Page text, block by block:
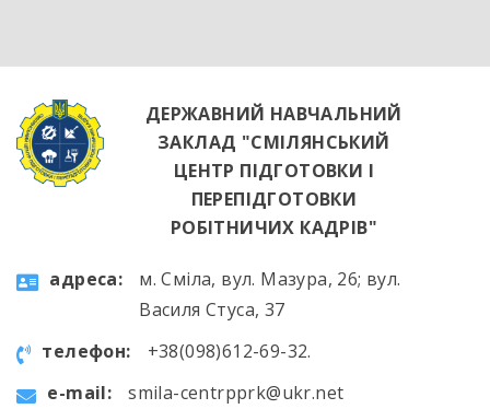
висококваліфікованих майбутніх фахівцях. […]
ДЕРЖАВНИЙ НАВЧАЛЬНИЙ
ЗАКЛАД "СМІЛЯНСЬКИЙ
ЦЕНТР ПІДГОТОВКИ І
ПЕРЕПІДГОТОВКИ
РОБІТНИЧИХ КАДРІВ"
aдресa:
м. Сміла, вул. Мазура, 26; вул.
Василя Стуса, 37
телефон:
+38(098)612-69-32.
e-mail:
smila-centrpprk@ukr.net